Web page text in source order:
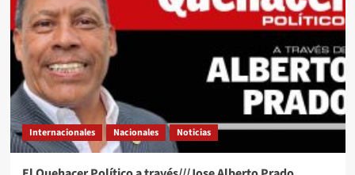
Internacionales Nacionales Noticias